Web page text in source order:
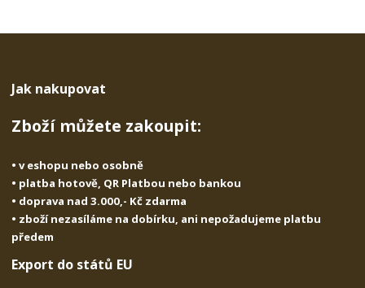
Jak nakupovat
Zboží můžete zakoupit:
• v eshopu nebo osobně
• platba hotově, QR Platbou nebo bankou
• doprava nad 3.000,- Kč zdarma
• zboží nezasíláme na dobírku, ani nepožadujeme platbu
předem
Export do států EU